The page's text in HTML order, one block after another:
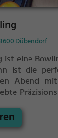
Dübendorf
ist eine
ist die
Abend
inklusive.